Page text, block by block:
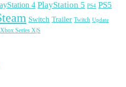
4 PlayStation 5 PS4 PS5
Switch Trailer Twitch Update
Xbox Series X|S